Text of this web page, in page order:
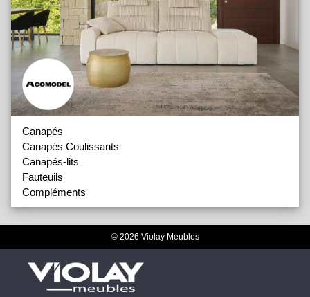
Canapés
Canapés Coulissants
Canapés-lits
Fauteuils
Compléments
© 2026 Violay Meubles